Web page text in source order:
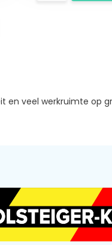
en veel werkruimte op